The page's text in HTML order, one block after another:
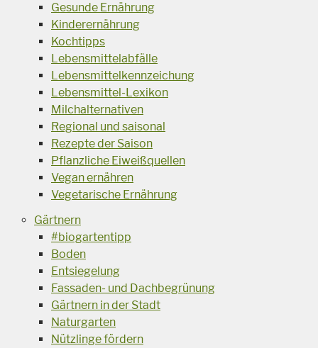
Gesunde Ernährung
Kinderernährung
Kochtipps
Lebensmittelabfälle
Lebensmittelkennzeichung
Lebensmittel-Lexikon
Milchalternativen
Regional und saisonal
Rezepte der Saison
Pflanzliche Eiweißquellen
Vegan ernähren
Vegetarische Ernährung
Gärtnern
#biogartentipp
Boden
Entsiegelung
Fassaden- und Dachbegrünung
Gärtnern in der Stadt
Naturgarten
Nützlinge fördern